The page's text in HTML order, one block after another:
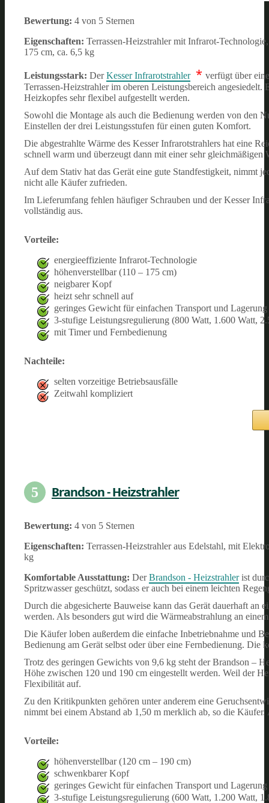
Bewertung: 4 von 5 Sternen
Eigenschaften: Terrassen-Heizstrahler mit Infrarot-
175 cm, ca. 6,5 kg
Leistungsstark: DerKesser Infrarotstrahler * verfügt über
Terrassen-Heizstrahler im oberen Leistungsbereich
Heizkopfes sehr flexibel aufgestellt werden.
Sowohl die Montage als auch die Bedienung werden von den
Einstellen der drei Leistungsstufen für einen guten Komfort.
Die abgestrahlte Wärme des Kesser Infrarotstrahlers hat eine
schnell warm und überzeugt dann mit einer sehr gleichmäßigen
Auf dem Stativ hat das Gerät eine gute Standfestigkeit, nimmt
nicht alle Käufer zufrieden.
Im Lieferumfang fehlen häufiger Schrauben und der Kesser
vollständig aus.
Vorteile:
energieeffiziente Infrarot-Technologie
höhenverstellbar (110 – 175 cm)
neigbarer Kopf
heizt sehr schnell auf
geringes Gewicht für einfachen Transport und
3-stufige Leistungsregulierung (800 Watt, 1.600 Watt,
mit Timer und Fernbedienung
Nachteile:
selten vorzeitige Betriebsausfälle
Zeitwahl kompliziert
5 Brandson - Heizstrahler
Bewertung: 4 von 5 Sternen
Eigenschaften: Terrassen-Heizstrahler aus Edelstahl, mit
kg
Komfortable Ausstattung: DerBrandson - Heizstrahler ist
Spritzwasser geschützt, sodass er auch bei einem leichten
Durch die abgesicherte Bauweise kann das Gerät dauerhaft
werden. Als besonders gut wird die Wärmeabstrahlung an
Die Käufer loben außerdem die einfache Inbetriebnahme und
Bedienung am Gerät selbst oder über eine Fernbedienung. Die
Trotz des geringen Gewichts von 9,6 kg steht der Brandson –
Höhe zwischen 120 und 190 cm eingestellt werden. Weil der
Flexibilität auf.
Zu den Kritikpunkten gehören unter anderem eine
nimmt bei einem Abstand ab 1,50 m merklich ab, so die
Vorteile:
höhenverstellbar (120 cm – 190 cm)
schwenkbarer Kopf
geringes Gewicht für einfachen Transport und
3-stufige Leistungsregulierung (600 Watt, 1.200 Watt,